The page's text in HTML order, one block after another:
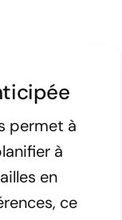
permet à
à
en
ce